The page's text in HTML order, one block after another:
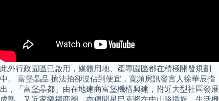
此外行政園區已啟用，媒體用地、產專園區都在積極開發規劃
中。 富堡晶品 搶法拍卻沒佔到便宜，寬頻房訊發言人徐華辰指
出，「富堡晶都」由在地建商富堡機構興建，附近大型社區發展